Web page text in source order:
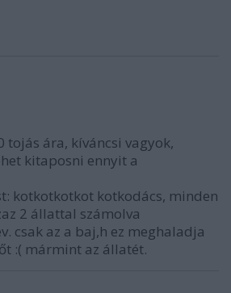
tojás ára, kíváncsi vagyok,
kitaposni ennyit a
kotkotkotkot kotkodács, minden
2 állattal számolva
csak az a baj,h ez meghaladja
:( mármint az állatét.